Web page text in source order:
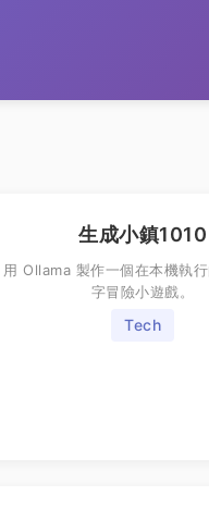
生成小鎮1010
用 Ollama 製作一個在本機執
字冒險小遊戲。
Tech